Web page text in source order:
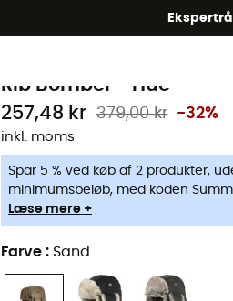
Beklædning herrer Caps &
Rib Bomber - Hue
257,48 kr 379,00 kr -32%
inkl. moms
Spar 5 % ved køb af 2 produkter,
minimumsbeløb, med koden
Læse mere +
Farve : Sand